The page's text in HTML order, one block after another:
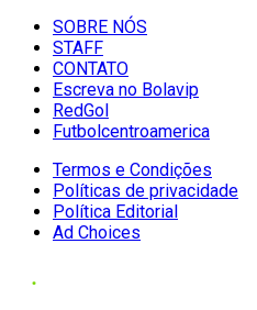
SOBRE NÓS
STAFF
CONTATO
Escreva no Bolavip
RedGol
Futbolcentroamerica
Termos e Condições
Políticas de privacidade
Política Editorial
Ad Choices